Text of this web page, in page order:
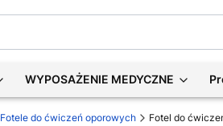
WYPOSAŻENIE MEDYCZNE
Fotele do ćwiczeń oporowych Fotel do